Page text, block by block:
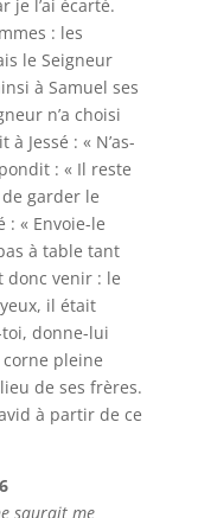
je l’ai écarté.
: les
le Seigneur
à Samuel ses
n’a choisi
Jessé : « N’as-
: « Il reste
garder le
: « Envoie-le
à table tant
donc venir : le
il était
toi, donne-lui
corne pleine
de ses frères.
à partir de ce
saurait me